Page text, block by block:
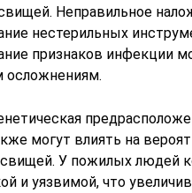
Неправильное
нестерильных
признаков инфекции
осложнениям.
могут влиять на
свищей. У пожилых людей
и уязвимой, что